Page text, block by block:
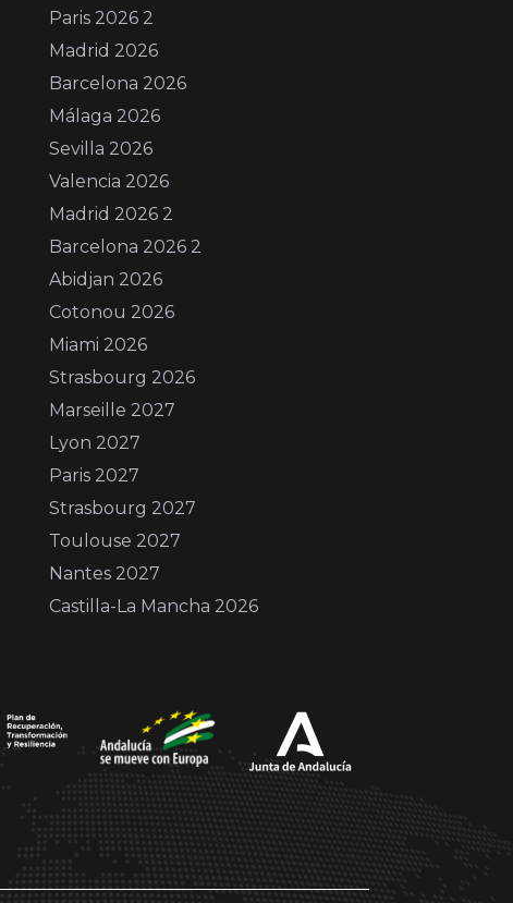
Paris 2026 2
Madrid 2026
Barcelona 2026
Málaga 2026
Sevilla 2026
Valencia 2026
Madrid 2026 2
Barcelona 2026 2
Abidjan 2026
Cotonou 2026
Miami 2026
Strasbourg 2026
Marseille 2027
Lyon 2027
Paris 2027
Strasbourg 2027
Toulouse 2027
Nantes 2027
Castilla-La Mancha 2026